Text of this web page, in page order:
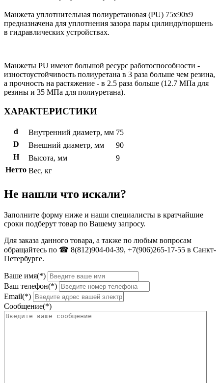
Манжета уплотнительная полиуретановая (PU) 75x90x9
предназначена для уплотнения зазора пары цилиндр/поршень
в гидравлических устройствах.
Манжеты PU имеют большой ресурс работоспособности -
изностоустойчивость полиуретана в 3 раза больше чем резина,
а прочность на растяжение - в 2.5 раза больше (12.7 МПа для
резины и 35 МПа для полиуретана).
ХАРАКТЕРИСТИКИ
d Внутренний диаметр, мм 75
D
Внешний диаметр, мм
90
H
Высота, мм
9
Нетто Вес, кг
Не нашли что искали?
Заполните форму ниже и наши специалисты в кратчайшие
сроки подберут товар по Вашему запросу.
Для заказа данного товара, а также по любым вопросам
обращайтесь по ☎ 8(812)904-04-39, +7(906)265-17-55 в Санкт-
Петербурге.
Ваше имя(*)
Ваш телефон(*)
Email(*)
Сообщение(*)